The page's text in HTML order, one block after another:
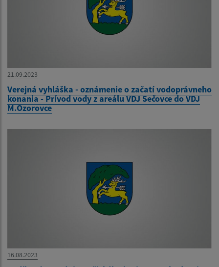
21.09.2023
Verejná vyhláška - oznámenie o začatí vodoprávneho
konania - Prívod vody z areálu VDJ Sečovce do VDJ
M.Ozorovce
16.08.2023